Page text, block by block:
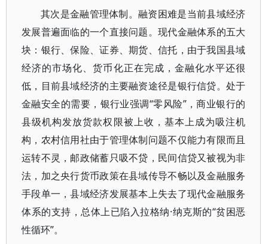
其次是金融管理体制。融资困难是当前县域经济
发展普遍面临的一个直接问题。现代金融体系的五大
块：银行、保险、证券、期货、信托，由于我国县域
经济的市场化、货币化正在完成，金融化水平还很
低，目前县域经济的主要融资途径是银行信贷。处于
金融安全的需要，银行业强调“零风险”，商业银行的
县级机构发放货款权限被上收，基本上成为吸注机
构，农村信用社由于管理体制问题不仅能力有限而且
运转不灵，邮政储蓄只吸不贷，民间信贷又被视为非
法，加之央行货币政策在县域传导不畅以及金融服务
手段单一，县域经济发展基本上失去了现代金融服务
体系的支持，总体上已陷入拉格纳·纳克斯的“贫困恶
性循环”。